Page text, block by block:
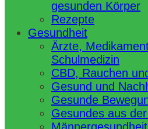
gesunden Körper
Rezepte
Gesundheit
Ärzte,
Schulmedizin
CBD, Rauchen
Gesund und
Gesunde
Gesundes aus